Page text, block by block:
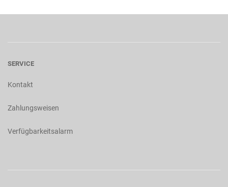
SERVICE
Kontakt
Zahlungsweisen
Verfügbarkeitsalarm